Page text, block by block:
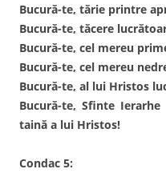
Bucură-te, tărie printre
Bucură-te, tăcere
Bucură-te, cel mereu
Bucură-te, cel mereu
Bucură-te, al lui Hristos
Bucură-te, Sfinte
taină a lui Hristos!
Condac 5: